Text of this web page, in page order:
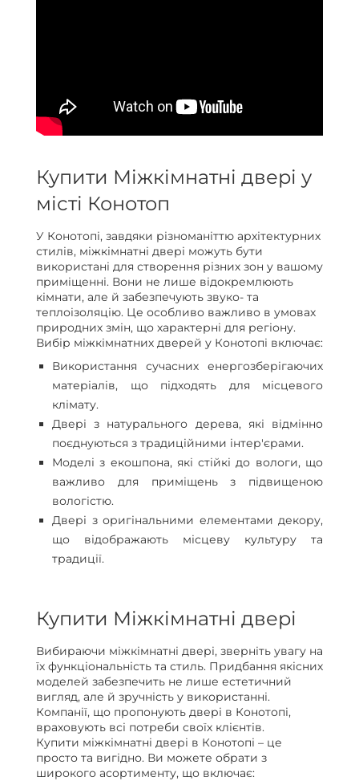
Купити Міжкімнатні двері у
місті Конотоп
У Конотопі, завдяки різноманіттю архітектурних
стилів, міжкімнатні двері можуть бути
використані для створення різних зон у вашому
приміщенні. Вони не лише відокремлюють
кімнати, але й забезпечують звуко- та
теплоізоляцію. Це особливо важливо в умовах
природних змін, що характерні для регіону.
Вибір міжкімнатних дверей у Конотопі включає:
Використання сучасних енергозберігаючих
матеріалів, що підходять для місцевого
клімату.
Двері з натурального дерева, які відмінно
поєднуються з традиційними інтер'єрами.
Моделі з екошпона, які стійкі до вологи, що
важливо для приміщень з підвищеною
вологістю.
Двері з оригінальними елементами декору,
що відображають місцеву культуру та
традиції.
Купити Міжкімнатні двері
Вибираючи міжкімнатні двері, зверніть увагу на
їх функціональність та стиль. Придбання якісних
моделей забезпечить не лише естетичний
вигляд, але й зручність у використанні.
Компанії, що пропонують двері в Конотопі,
враховують всі потреби своїх клієнтів.
Купити міжкімнатні двері в Конотопі – це
просто та вигідно. Ви можете обрати з
широкого асортименту, що включає: